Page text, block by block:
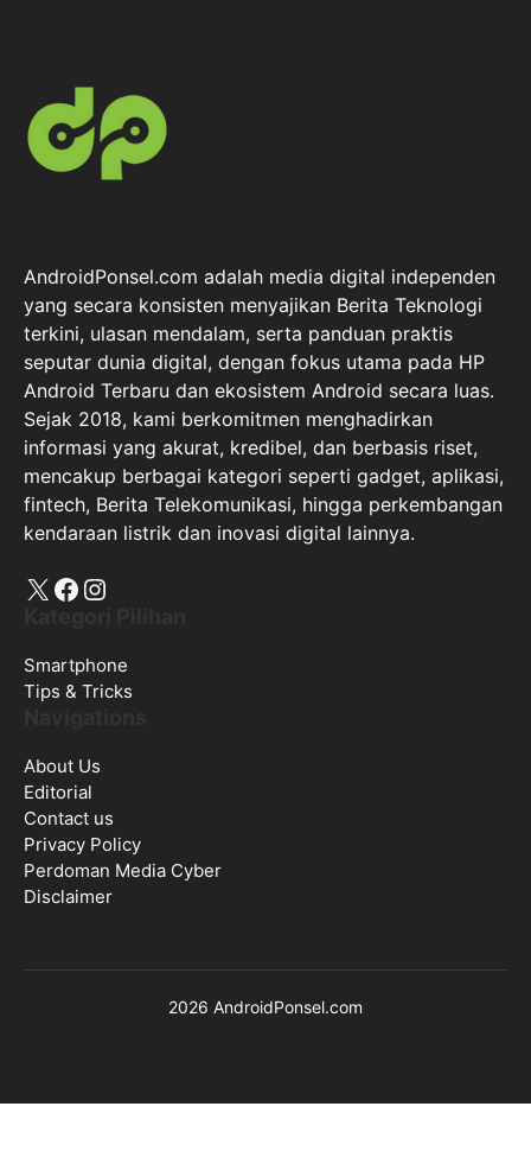
AndroidPonsel.com adalah media digital independen
yang secara konsisten menyajikan Berita Teknologi
terkini, ulasan mendalam, serta panduan praktis
seputar dunia digital, dengan fokus utama pada HP
Android Terbaru dan ekosistem Android secara luas.
Sejak 2018, kami berkomitmen menghadirkan
informasi yang akurat, kredibel, dan berbasis riset,
mencakup berbagai kategori seperti gadget, aplikasi,
fintech, Berita Telekomunikasi, hingga perkembangan
kendaraan listrik dan inovasi digital lainnya.
X Facebook
Instagram
Smartphone
Tips & Tricks
About Us
Editorial
Contact us
Privacy Policy
Perdoman Media Cyber
Disclaimer
2026 AndroidPonsel.com